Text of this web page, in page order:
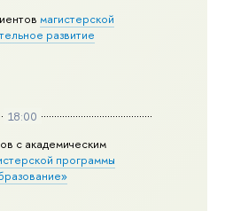
магистерской
развитие
18:00
с академическим
программы